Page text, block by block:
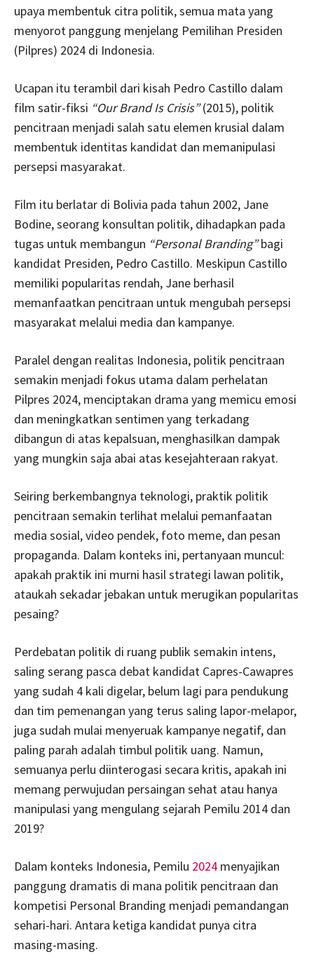
upaya membentuk citra politik, semua mata yang
menyorot panggung menjelang Pemilihan Presiden
(Pilpres) 2024 di Indonesia.
Ucapan itu terambil dari kisah Pedro Castillo dalam
film satir-fiksi “Our Brand Is Crisis”(2015), politik
pencitraan menjadi salah satu elemen krusial dalam
membentuk identitas kandidat dan memanipulasi
persepsi masyarakat.
Film itu berlatar di Bolivia pada tahun 2002, Jane
Bodine, seorang konsultan politik, dihadapkan pada
tugas untuk membangun “Personal Branding”bagi
kandidat Presiden, Pedro Castillo. Meskipun Castillo
memiliki popularitas rendah, Jane berhasil
memanfaatkan pencitraan untuk mengubah persepsi
masyarakat melalui media dan kampanye.
Paralel dengan realitas Indonesia, politik pencitraan
semakin menjadi fokus utama dalam perhelatan
Pilpres 2024, menciptakan drama yang memicu emosi
dan meningkatkan sentimen yang terkadang
dibangun di atas kepalsuan, menghasilkan dampak
yang mungkin saja abai atas kesejahteraan rakyat.
Seiring berkembangnya teknologi, praktik politik
pencitraan semakin terlihat melalui pemanfaatan
media sosial, video pendek, foto meme, dan pesan
propaganda. Dalam konteks ini, pertanyaan muncul:
apakah praktik ini murni hasil strategi lawan politik,
ataukah sekadar jebakan untuk merugikan popularitas
pesaing?
Perdebatan politik di ruang publik semakin intens,
saling serang pasca debat kandidat Capres-Cawapres
yang sudah 4 kali digelar, belum lagi para pendukung
dan tim pemenangan yang terus saling lapor-melapor,
juga sudah mulai menyeruak kampanye negatif, dan
paling parah adalah timbul politik uang. Namun,
semuanya perlu diinterogasi secara kritis, apakah ini
memang perwujudan persaingan sehat atau hanya
manipulasi yang mengulang sejarah Pemilu 2014 dan
2019?
Dalam konteks Indonesia, Pemilu 2024 menyajikan
panggung dramatis di mana politik pencitraan dan
kompetisi Personal Branding menjadi pemandangan
sehari-hari. Antara ketiga kandidat punya citra
masing-masing.